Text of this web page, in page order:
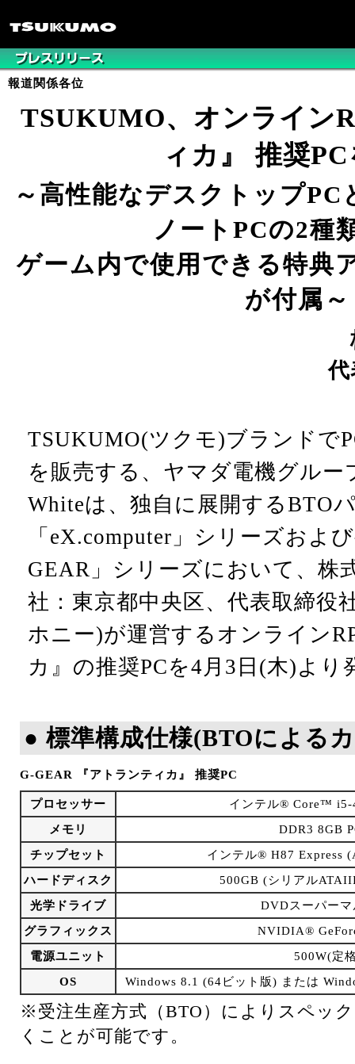
TSUKUMO、オンライン
ィカ』 推奨
～高性能なデスクトップ
ノートPCの2種
ゲーム内で使用できる特典
が付属～
TSUKUMO(ツクモ)ブランドで
を販売する、ヤマダ電機グルー
Whiteは、独自に展開するBTO
「eX.computer」シリーズおよ
GEAR」シリーズにおいて、株
社：東京都中央区、代表取締役
ホニー)が運営するオンライン
カ』の推奨PCを4月3日(木)より
● 標準構成仕様(BTOによる
G-GEAR 『アトランティカ』 推奨PC
プロセッサー
インテル® Core™ i5-
メモリ
DDR3 8GB
チップセット
インテル® H87 Express
ハードディスク
500GB (シリアル
光学ドライブ
DVDスーパー
グラフィックス
NVIDIA®
電源ユニット
500W(定
OS
Windows 8.1 (64ビット版) または
※受注生産方式（BTO）によりスペッ
くことが可能です。
報道関係各位